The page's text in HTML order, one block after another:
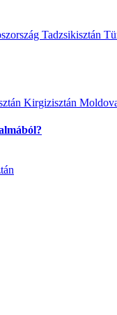
Tadzsikisztán
Kirgizisztán